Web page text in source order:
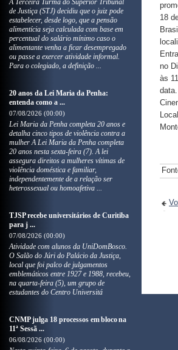
​A Terceira Turma do Superior Tribunal
de Justiça (STJ) decidiu que o juiz pode
estabelecer, desde logo, que a pensão
alimentícia seja calculada com base em
percentual do salário mínimo caso o
alimentante venha a ficar desempregado
ou passe a exercer atividade informal.
Para o colegiado, a definição ...
20 anos da Lei Maria da Penha:
entenda como a ...
07/08/2026 (00:00)
Lei Maria da Penha completa 20 anos e
detalha cinco tipos de violência contra a
mulher A Lei Maria da Penha completa
20 anos nesta sexta-feira (7). A lei
assegura direitos a mulheres vítimas de
violência doméstica e familiar,
independentemente de a relação ser
heterossexual ou homoafetiva ...
TJSP recebe universitários de Curitiba
para j ...
07/08/2026 (00:00)
Atividade com alunos da UniDomBosco.
O Salão do Júri do Palácio da Justiça,
local que foi palco de julgamentos
emblemáticos entre 1927 e 1988, recebeu,
na quarta-feira (5), um grupo de
estudantes do Centro Universitá
CNMP julga 18 processos em bloco na
11ª Sessã ...
06/08/2026 (00:00)
18
no
às